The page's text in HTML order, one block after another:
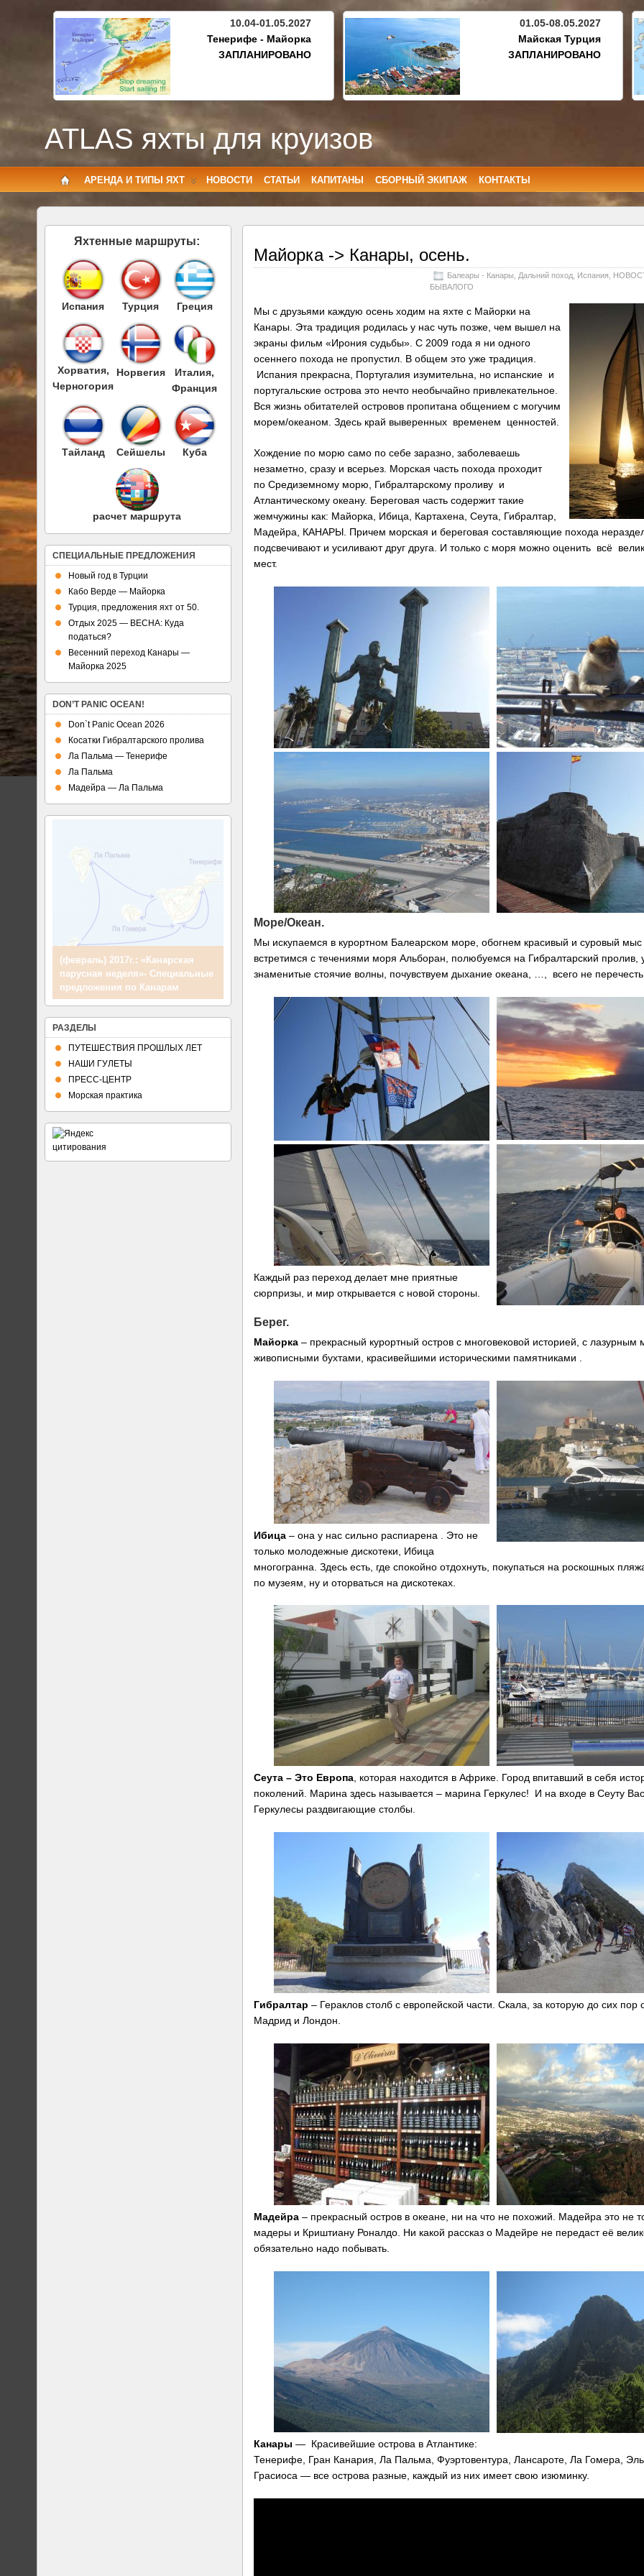
10.04-01.05.2027
Тенерифе - Майорка
ЗАПЛАНИРОВАНО
01.05-08.05.2027
Майская Турция
ЗАПЛАНИРОВАНО
ATLAS яхты для круизов
АРЕНДА И ТИПЫ ЯХТ НОВОСТИ СТАТЬИ КАПИТАНЫ СБОРНЫЙ ЭКИПАЖ КОНТАКТЫ
Майорка -> Канары, осень.
Балеары - Канары Дальний поход Испания
БЫВАЛОГО
Мы с друзьями каждую осень ходим на яхте с Майорки на
Канары. Эта традиция родилась у нас чуть позже, чем вышел на
экраны фильм «Ирония судьбы». С 2009 года я ни одного
осеннего похода не пропустил. В общем это уже традиция.
Испания прекрасна, Португалия изумительна, но испанские и
португальские острова это нечто необычайно привлекательное.
Вся жизнь обитателей островов пропитана общением с могучим
морем/океаном. Здесь край выверенных временем ценностей.
Хождение по морю само по себе заразно, заболеваешь
незаметно, сразу и всерьез. Морская часть похода проходит
по Средиземному морю, Гибралтарскому проливу и
Атлантическому океану. Береговая часть содержит такие
жемчужины как: Майорка, Ибица, Картахена, Сеута, Гибралтар,
Мадейра, КАНАРЫ. Причем морская и береговая составляющие похода
подсвечивают и усиливают друг друга. И только с моря можно оценить всё
мест.
Море/Океан.
Мы искупаемся в курортном Балеарском море, обогнем красивый и суровый мыс
встретимся с течениями моря Альборан, полюбуемся на Гибралтарский пролив,
знаменитые стоячие волны, почувствуем дыхание океана, …, всего не
Каждый раз переход делает мне приятные
сюрпризы, и мир открывается с новой стороны.
Берег.
Майорка – прекрасный курортный остров с многовековой историей, с лазурным
живописными бухтами, красивейшими историческими памятниками .
Ибица – она у нас сильно распиарена . Это не
только молодежные дискотеки, Ибица
многогранна. Здесь есть, где спокойно отдохнуть, покупаться на роскошных
по музеям, ну и оторваться на дискотеках.
Сеута – Это Европа, которая находится в Африке. Город впитавший в себя
поколений. Марина здесь называется – марина Геркулес! И на входе в Сеуту
Геркулесы раздвигающие столбы.
Гибралтар – Гераклов столб с европейской части. Скала, за которую до сих пор
Мадрид и Лондон.
Мадейра – прекрасный остров в океане, ни на что не похожий. Мадейра это не
мадеры и Криштиану Роналдо. Ни какой рассказ о Мадейре не передаст её
обязательно надо побывать.
Канары — Красивейшие острова в Атлантике:
Тенерифе, Гран Канария, Ла Пальма, Фуэртовентура, Лансароте, Ла Гомера,
Грасиоса — все острова разные, каждый из них имеет свою изюминку.
Яхтенные маршруты:
Испания Турция Греция
Хорватия,
Черногория
Норвегия
Италия,
Франция
Тайланд Сейшелы Куба
расчет маршрута
СПЕЦИАЛЬНЫЕ ПРЕДЛОЖЕНИЯ
Новый год в Турции
Кабо Верде — Майорка
Турция, предложения яхт от 50.
Отдых 2025 — ВЕСНА: Куда
податься?
Весенний переход Канары —
Майорка 2025
DON’T PANIC OCEAN!
Don`t Panic Ocean 2026
Косатки Гибралтарского пролива
Ла Пальма — Тенерифе
Ла Пальма
Мадейра — Ла Пальма
Планы путешествий
РАЗДЕЛЫ
ПУТЕШЕСТВИЯ ПРОШЛЫХ ЛЕТ
НАШИ ГУЛЕТЫ
ПРЕСС-ЦЕНТР
Морская практика